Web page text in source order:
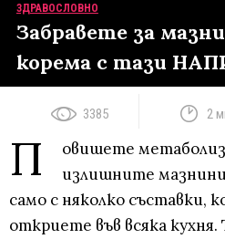
ЗДРАВОСЛОВНО
Забравете за
корема с тази
3385 2
П
овишете
излишните
само с няколко съставки,
откриете във всяка